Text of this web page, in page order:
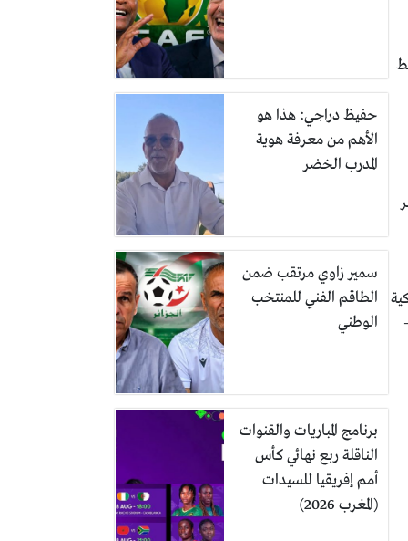
حفيظ دراجي: هذا هو
الأهم من معرفة هوية
المدرب الخضر
سمير زاوي مرتقب ضمن
الطاقم الفني للمنتخب
الوطني
برنامج المباريات والقنوات
الناقلة ربع نهائي كأس
أمم إفريقيا للسيدات
(المغرب 2026)